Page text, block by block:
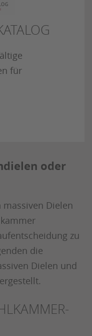
für
oder
massiven Dielen
zu
die
Dielen und